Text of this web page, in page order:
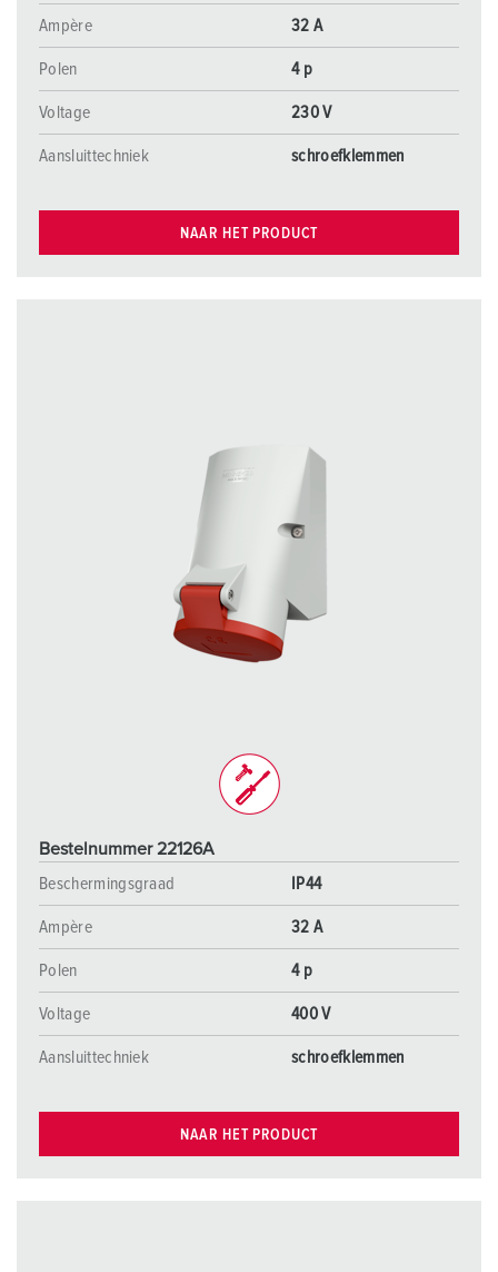
Ampère 32 A
Polen 4 p
Voltage 230 V
Aansluittechniek schroefklemmen
NAAR HET PRODUCT
Bestelnummer 22126A
Beschermingsgraad
IP44
Ampère 32 A
Polen 4 p
Voltage 400 V
Aansluittechniek schroefklemmen
NAAR HET PRODUCT